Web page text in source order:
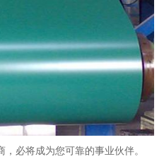
必将成为您可靠的事业伙伴。